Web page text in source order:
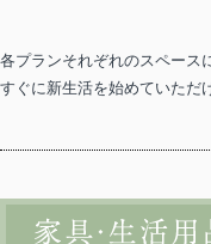
各プランそれぞれのスペース
すぐに新生活を始めていただ